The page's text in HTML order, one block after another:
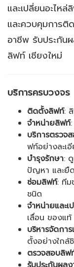
และเปลี่ยนอะไห
และควบคุมการ
อาชีพ รับประกัน
ลิฟท์ เชียงใหม่
บริการครบวงจร
ติดตั้งลิฟท์:
จำหน่ายลิฟท์
บริการตรวจ
ฟท์อย่างละเ
บำรุงรักษา:
ปัญหา และยื
ซ่อมลิฟท์: ที
ชนิด
จำหน่ายและ
เลื่อน ของแ
บริหารจัดกา
ตั้งอย่างใกล้
ตรวจสอบลิฟ